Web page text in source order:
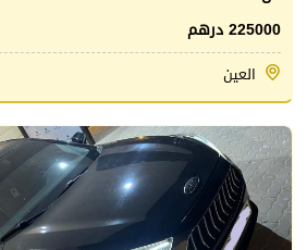
225000 درهم
العين